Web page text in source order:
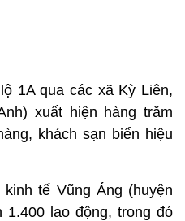
1A qua các xã Kỳ Liên,
xuất hiện hàng trăm
khách sạn biển hiệu
tế Vũng Áng (huyện
1.400 lao động, trong đó